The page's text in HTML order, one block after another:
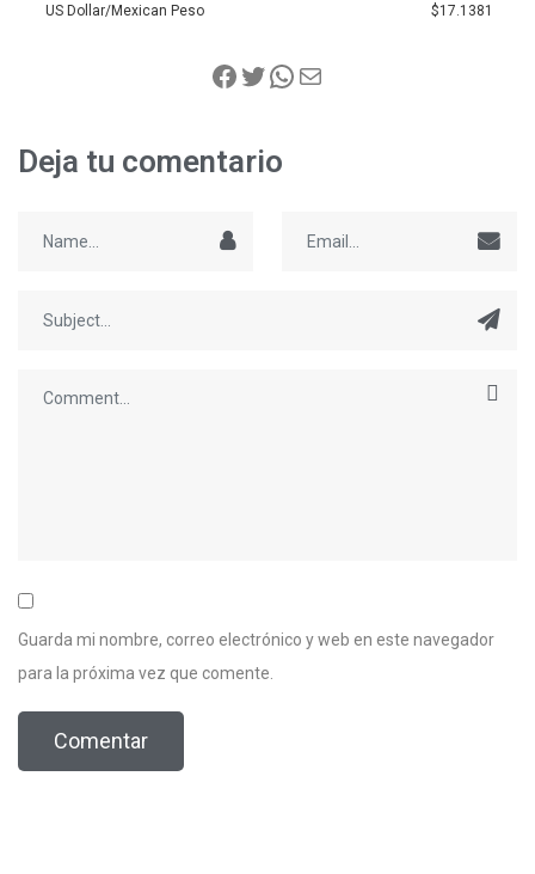
US Dollar/Mexican Peso $17.1381
Deja tu comentario
Guarda mi nombre, correo electrónico y web en este navegador
para la próxima vez que comente.